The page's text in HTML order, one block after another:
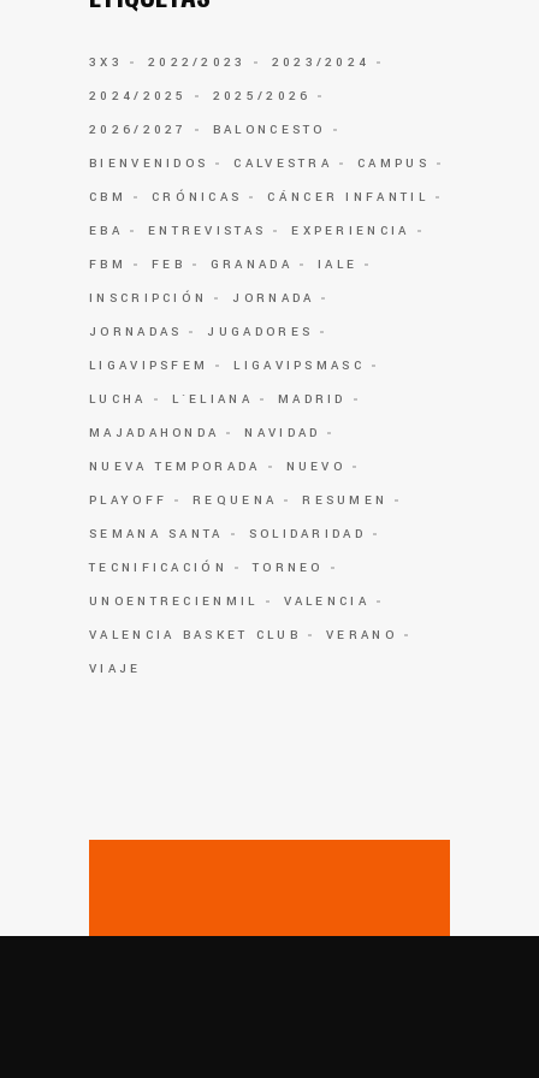
3X3 2022/2023
2023/2024
2024/2025
2025/2026
2026/2027
BALONCESTO
BIENVENIDOS
CALVESTRA
CAMPUS
CBM
CRÓNICAS
CÁNCER INFANTIL
EBA
ENTREVISTAS
EXPERIENCIA
FBM
FEB GRANADA
IALE
INSCRIPCIÓN
JORNADA
JORNADAS
JUGADORES
LIGAVIPSFEM
LIGAVIPSMASC
LUCHA
L`ELIANA
MADRID
MAJADAHONDA
NAVIDAD
NUEVA TEMPORADA
NUEVO
PLAYOFF
REQUENA
RESUMEN
SEMANA SANTA
SOLIDARIDAD
TECNIFICACIÓN
TORNEO
UNOENTRECIENMIL
VALENCIA
VALENCIA BASKET CLUB
VERANO
VIAJE